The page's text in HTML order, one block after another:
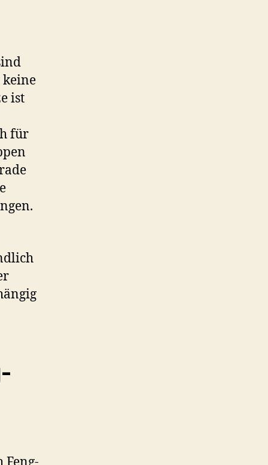
keine
ist
für